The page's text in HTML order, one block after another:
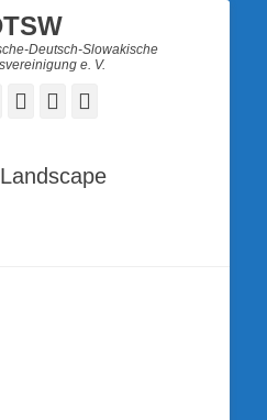
Deutsch-Slowakische
e. V.
TwitterLinkedInYouTube